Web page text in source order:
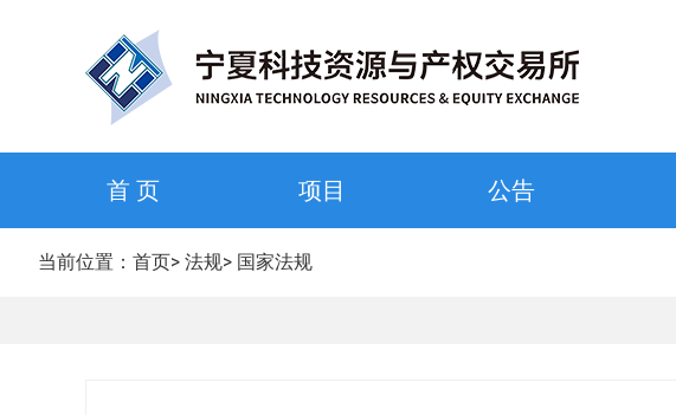
首 页 项目 公告
当前位置： 首页> 法规> 国家法规